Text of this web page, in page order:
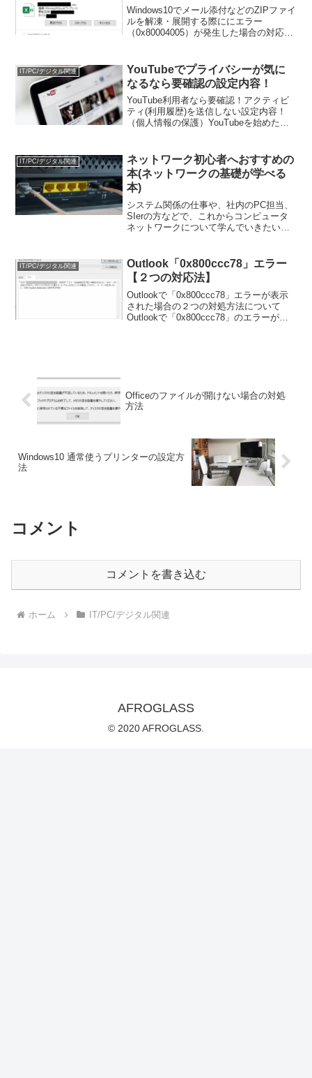
Windows10でメール添付などのZIPファイ
ルを解凍・展開する際ににエラー
（0x80004005）が発生した場合の対応方
場合に、Windows標準ではZ...
IT/PC/デジタル関連
YouTubeでプライバシーが気に
なるなら要確認の設定内容！
YouTube利用者なら要確認！アクティビ
ティ(利用履歴)を送信しない設定内容！
（個人情報の保護）YouTubeを始めたみ
ん私もです。(笑)YouTubeといえば...
IT/PC/デジタル関連
ネットワーク初心者へおすすめの
本(ネットワークの基礎が学べる
本)
システム関係の仕事や、社内のPC担当、
SIerの方などで、これからコンピュータ
ネットワークについて学んでいきたいと
IT/PC/デジタル関連
Outlook「0x800ccc78」エラー
【２つの対応法】
Outlookで「0x800ccc78」エラーが表示
された場合の２つの対処方法について
Outlookで「0x800ccc78」のエラーが表
Officeのファイルが開けない場合の対処
方法
Windows10 通常使うプリンターの設定方
法
コメント
コメントを書き込む
ホーム IT/PC/デジタル関連
AFROGLASS
© 2020 AFROGLASS.